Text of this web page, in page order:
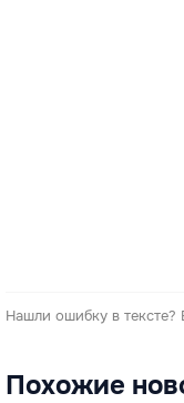
Нашли ошибку в тексте?
Похожие